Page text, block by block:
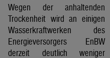
Wegen der anhaltenden
Trockenheit wird an einigen
Wasserkraftwerken des
Energieversorgers EnBW
derzeit deutlich weniger